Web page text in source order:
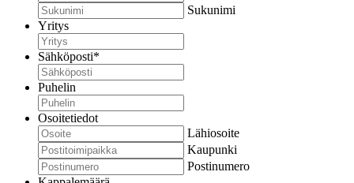
Sukunimi
Yritys
Sähköposti*
Puhelin
Osoitetiedot
Lähiosoite
Kaupunki
Postinumero